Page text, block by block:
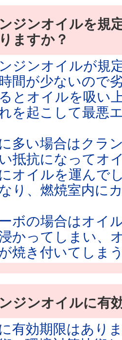
ジンオイルを規
ますか？
ジンオイルが規
間が少ないので
とオイルを吸い
を起こして最悪
多い場合はクラ
抵抗になってオ
オイルを運んで
り、燃焼室内に
ボの場合はオイ
かってしまい、
焼き付いてしま
ジンオイルに有
有効期限はあり